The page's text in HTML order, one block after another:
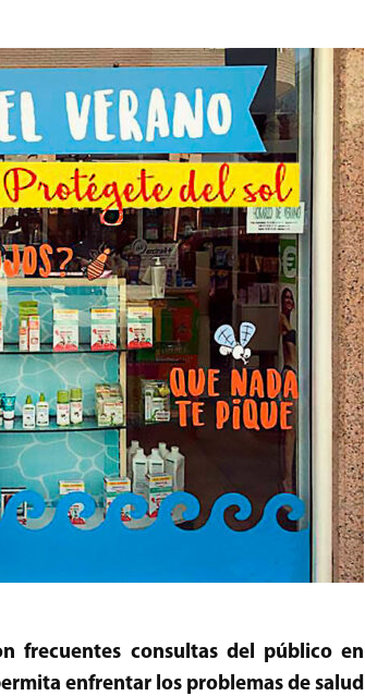
frecuentes consultas del público en
enfrentar los problemas de salud